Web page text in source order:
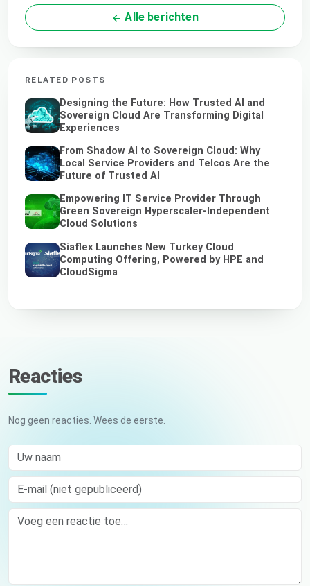
Alle berichten
RELATED POSTS
Designing the Future: How Trusted AI and
Sovereign Cloud Are Transforming Digital
Experiences
From Shadow AI to Sovereign Cloud: Why
Local Service Providers and Telcos Are the
Future of Trusted AI
Empowering IT Service Provider Through
Green Sovereign Hyperscaler-Independent
Cloud Solutions
Siaflex Launches New Turkey Cloud
Computing Offering, Powered by HPE and
CloudSigma
Reacties
Nog geen reacties. Wees de eerste.
Uw naam
E-mail (niet gepubliceerd)
Comment